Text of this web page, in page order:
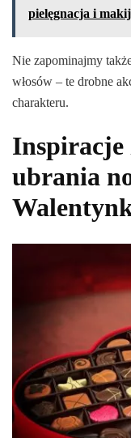
pielęgnacja i
Nie zapominajmy
włosów – te drobne
charakteru.
Inspiracje
ubrania